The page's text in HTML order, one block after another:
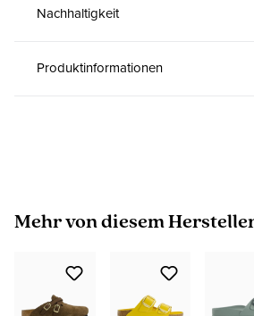
Nachhaltigkeit
Produktinformationen
Produktgalerie überspringen
Mehr von diesem